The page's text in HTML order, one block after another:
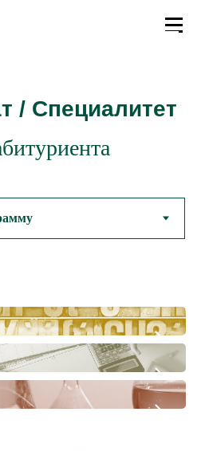
/ Специалитет